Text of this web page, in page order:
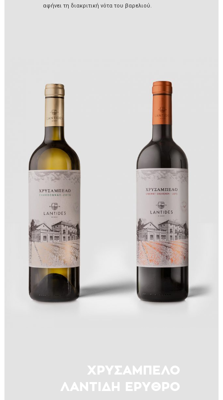
αφήνει τη διακριτική νότα του βαρελιού.
ΧΡΥΣΑΜΠΕΛΟ
ΛΑΝΤΙΔΗ ΕΡΥΘΡΟ